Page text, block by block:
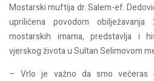
Mostarski muftija dr. Salem-ef.
upriličena povodom
mostarskih imama, predstavlja i
vjerskog života u Sultan Selimovom
– Vrlo je važno da smo večeras